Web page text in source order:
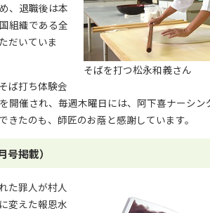
そばを打つ松永和義さん
、退職後は本
組織である全
だいていま
ば打ち体験会
開催され、毎週木曜日には、阿下喜ナーシン
たのも、師匠のお蔭と感謝しています。
掲載）
た罪人が村人
変えた報恩水